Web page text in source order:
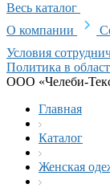
Весь каталог
О компании
Условия
Политика в
ООО «Челеби-
Главная
Каталог
Женская